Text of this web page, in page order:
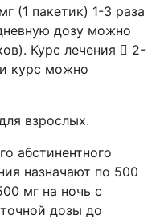
(1 пакетик) 1-3 раза
дозу можно
Курс лечения  2-
курс можно
взрослых.
абстинентного
назначают по 500
мг на ночь с
дозы до